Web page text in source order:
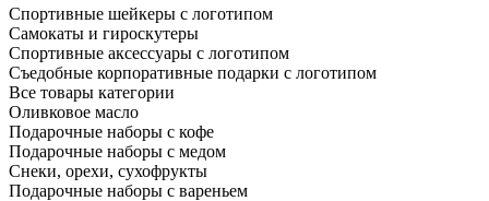
Спортивные шейкеры с логотипом
Самокаты и гироскутеры
Спортивные аксессуары с логотипом
Съедобные корпоративные подарки с логотипом
Все товары категории
Оливковое масло
Подарочные наборы с кофе
Подарочные наборы с медом
Снеки, орехи, сухофрукты
Подарочные наборы с вареньем